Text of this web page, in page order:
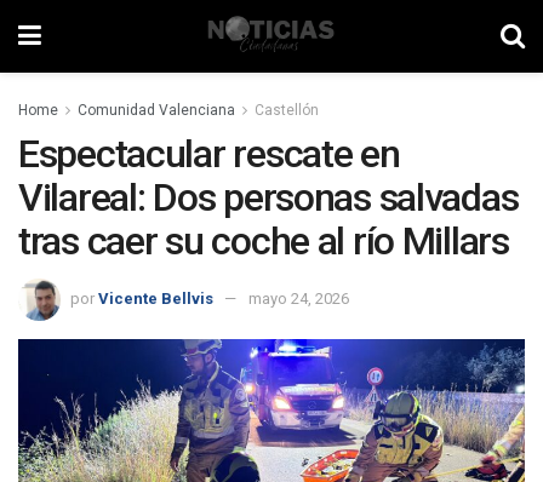
Home Comunidad Valenciana Castellón
Espectacular rescate en
Vilareal: Dos personas salvadas
tras caer su coche al río Millars
por Vicente Bellvis mayo 24, 2026